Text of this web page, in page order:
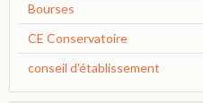
Bourses
CE Conservatoire
conseil d'établissement